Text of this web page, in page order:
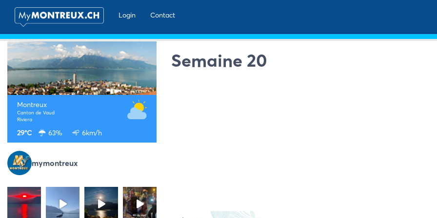
Login
Contact
Montreux
Canton de Vaud
Riviera
29°C 63% 6km/h
mymontreux
Semaine 20